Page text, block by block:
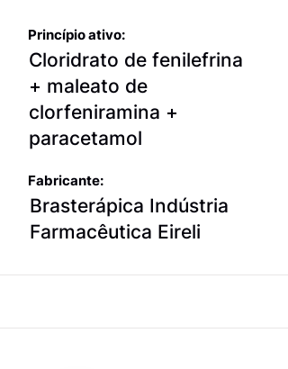
Princípio ativo:
Cloridrato de fenilefrina
+ maleato de
clorfeniramina +
paracetamol
Fabricante:
Brasterápica Indústria
Farmacêutica Eireli